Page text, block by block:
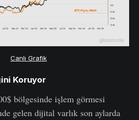
Canlı Grafik
Koruyor
bölgesinde işlem görmesi
gelen dijital varlık son aylarda